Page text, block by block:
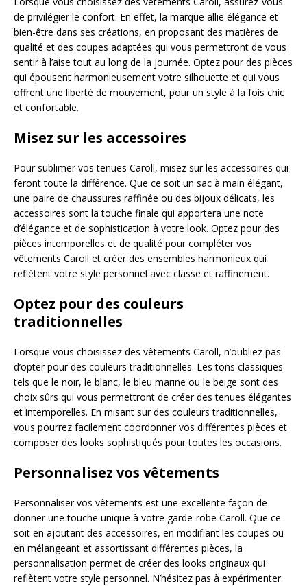
de privilégier le confort. En effet, la marque allie élégance et
bien-être dans ses créations, en proposant des matières de
qualité et des coupes adaptées qui vous permettront de vous
sentir à l’aise tout au long de la journée. Optez pour des pièces
qui épousent harmonieusement votre silhouette et qui vous
offrent une liberté de mouvement, pour un style à la fois chic
et confortable.
Misez sur les accessoires
Pour sublimer vos tenues Caroll, misez sur les accessoires qui
feront toute la différence. Que ce soit un sac à main élégant,
une paire de chaussures raffinée ou des bijoux délicats, les
accessoires sont la touche finale qui apportera une note
d’élégance et de sophistication à votre look. Optez pour des
pièces intemporelles et de qualité pour compléter vos
vêtements Caroll et créer des ensembles harmonieux qui
reflètent votre style personnel avec classe et raffinement.
Optez pour des couleurs
traditionnelles
Lorsque vous choisissez des vêtements Caroll, n’oubliez pas
d’opter pour des couleurs traditionnelles. Les tons classiques
tels que le noir, le blanc, le bleu marine ou le beige sont des
choix sûrs qui vous permettront de créer des tenues élégantes
et intemporelles. En misant sur des couleurs traditionnelles,
vous pourrez facilement coordonner vos différentes pièces et
composer des looks sophistiqués pour toutes les occasions.
Personnalisez vos vêtements
Personnaliser vos vêtements est une excellente façon de
donner une touche unique à votre garde-robe Caroll. Que ce
soit en ajoutant des accessoires, en modifiant les coupes ou
en mélangeant et assortissant différentes pièces, la
personnalisation permet de créer des looks originaux qui
reflètent votre style personnel. N’hésitez pas à expérimenter